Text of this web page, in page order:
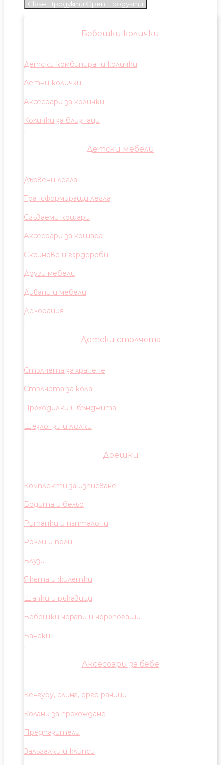
Close Продукти Open Продукти
Бебешки колички
Детски комбинирани колички
Летни колички
Аксесоари за колички
Колички за близнаци
Детски мебели
Дървени легла
Трансформиращи легла
Сгъваеми кошари
Аксесоари за кошара
Скринове и гардероби
Други мебели
Дивани и мебели
Декорация
Детски столчета
Столчета за хранене
Столчета за кола
Проходилки и бънджита
Шезлонзи и люлки
Дрешки
Комплекти за изписване
Бодита и бельо
Ританки и панталони
Рокли и поли
Блузи
Якета и жилетки
Шапки и ръкавици
Бебешки чорапи и чоропогащи
Бански
Аксесоари за бебе
Кенгуру, слинг, ерго раници
Колани за прохождане
Предпазители
Залъгалки и клипси